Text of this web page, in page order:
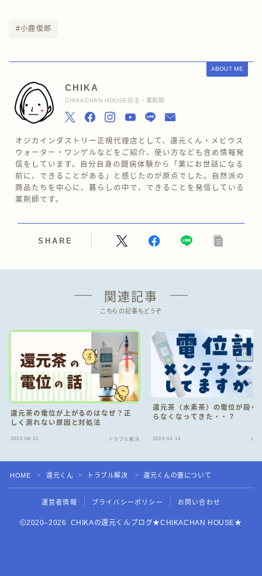
#小鹿俊郎
ABOUT ME
CHIKA
CHIKACHAN HOUSE店主・薬剤師
オジカインダストリー正規代理店として、還元くん・メビウス
ウォーター・ワンゲルなどをご紹介、使い方なども含め情報発
信をしています。自分自身の闘病体験から「薬にお世話になる
前に、できることがある」と感じたのが原点でした。自然派の
商品たちを中心に、暮らしの中で、できることを発信している
薬剤師です。
SHARE
関連記事
こちらの記事もどうぞ
還元茶の電位が上がるのはなぜ？正
しく測れない原因と対処法
2020.08.12 トラブル解決
還元茶（水素茶）の電位が段々
らなくなってきた・・？
2026.04.14 ト
HOME ＞ 還元くん ＞ トラブル解決 ＞ 還元くんの蓋について
運営者情報 プライバシーポリシー お問い合わせ
2020–2026 CHIKAの還元くんブログ★CHIKACHAN HOUSE★